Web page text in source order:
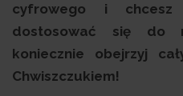
cyfrowego i
dostosować się do
koniecznie obejrzyj
Chwiszczukiem!